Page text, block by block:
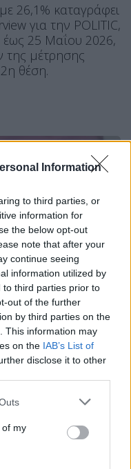
Information
to third parties, or
information for
the below opt-out
note that after your
continue seeing
information utilized by
to third parties prior to
out of the further
by third parties on the
This information may
on the IAB’s List of
disclose it to other
of my
26,1% καταγράφει
για την POLITIC,
έως 25 Μαΐου 2026,
της μέτρησης
θέση.
της ΝΔ,